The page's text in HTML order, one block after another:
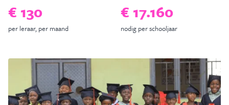
€ 130
per leraar, per maand
€ 17.160
nodig per schooljaar